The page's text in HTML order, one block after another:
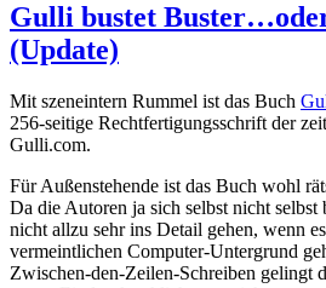
Gulli bustet
(Update)
Mit szeneintern Rummel ist das Buch
256-seitige Rechtfertigungsschrift der
Gulli.com.
Für Außenstehende ist das Buch wohl
Da die Autoren ja sich selbst nicht
nicht allzu sehr ins Detail gehen, wenn
vermeintlichen Computer-Untergrund
Zwischen-den-Zeilen-Schreiben gelingt